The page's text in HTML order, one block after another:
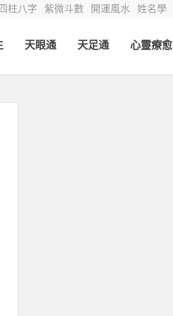
柱八字 紫微斗數 開運風水 姓名學
天眼通 天足通 心靈療愈